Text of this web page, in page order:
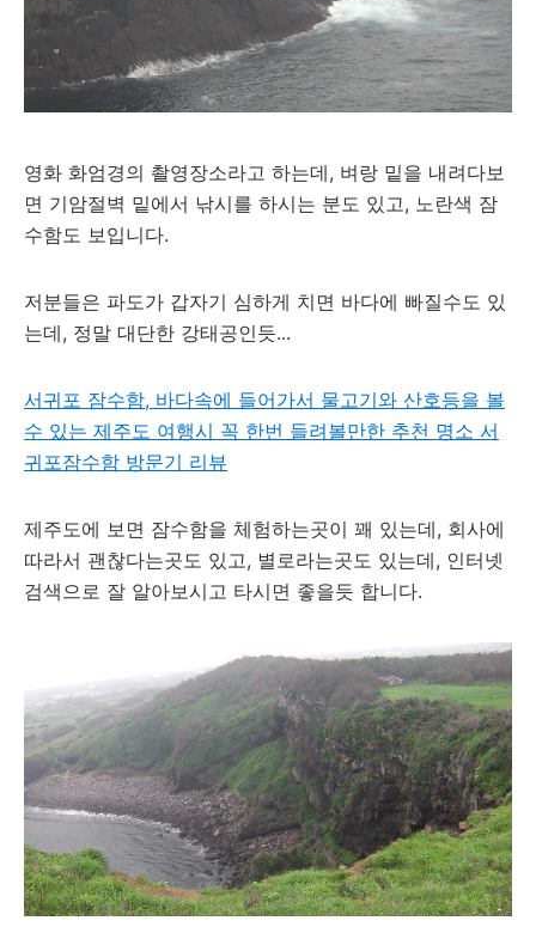
영화 화엄경의 촬영장소라고 하는데, 벼랑 밑을 내려다보
면 기암절벽 밑에서 낚시를 하시는 분도 있고, 노란색 잠
수함도 보입니다.
저분들은 파도가 갑자기 심하게 치면 바다에 빠질수도 있
는데, 정말 대단한 강태공인듯...
서귀포 잠수함, 바다속에 들어가서 물고기와 산호등을 볼
수 있는 제주도 여행시 꼭 한번 들려볼만한 추천 명소 서
귀포잠수함 방문기 리뷰
제주도에 보면 잠수함을 체험하는곳이 꽤 있는데, 회사에
따라서 괜찮다는곳도 있고, 별로라는곳도 있는데, 인터넷
검색으로 잘 알아보시고 타시면 좋을듯 합니다.